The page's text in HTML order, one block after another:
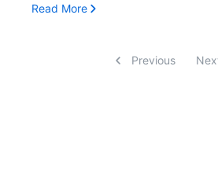
Read More, 各言語版ズンドコキヨシ
Previous